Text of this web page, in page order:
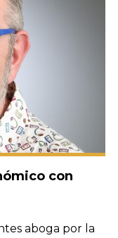
con
aboga por la